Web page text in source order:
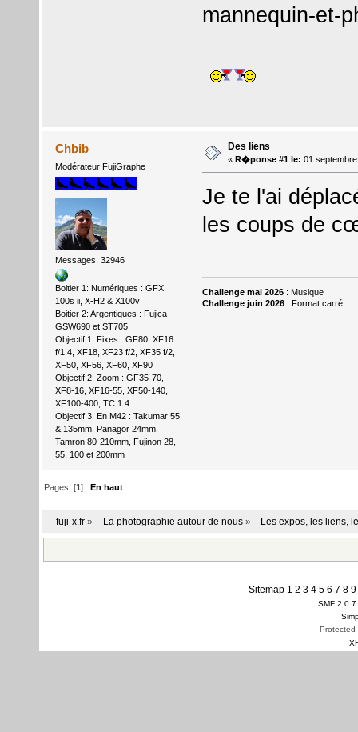
mannequin-et-
Chbib
Modérateur FujiGraphe
Messages: 32946
Boitier 1: Numériques : GFX
100s ii, X-H2 & X100v
Boitier 2: Argentiques : Fujica
GSW690 et ST705
Objectif 1: Fixes : GF80, XF16
f/1.4, XF18, XF23 f/2, XF35 f/2,
XF50, XF56, XF60, XF90
Objectif 2: Zoom : GF35-70,
XF8-16, XF16-55, XF50-140,
XF100-400, TC 1.4
Objectif 3: En M42 : Takumar 55
& 135mm, Panagor 24mm,
Tamron 80-210mm, Fujinon 28,
55, 100 et 200mm
Des liens
« R�ponse #1 le: 01
Je te l'ai
les coups de
Challenge mai 2026: Musique
Challenge juin 2026: Format carré
Pages: [1]En haut
fuji-x.fr » La photographie autour de nous» Les expos, les liens,
Sitemap 1 2 3 4 5 6 7 8 9
SMF 2.0.7